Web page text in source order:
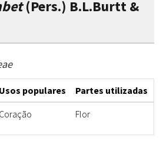
(Pers.) B.L.Burtt &
Usos populares Partes utilizadas
Coração Flor